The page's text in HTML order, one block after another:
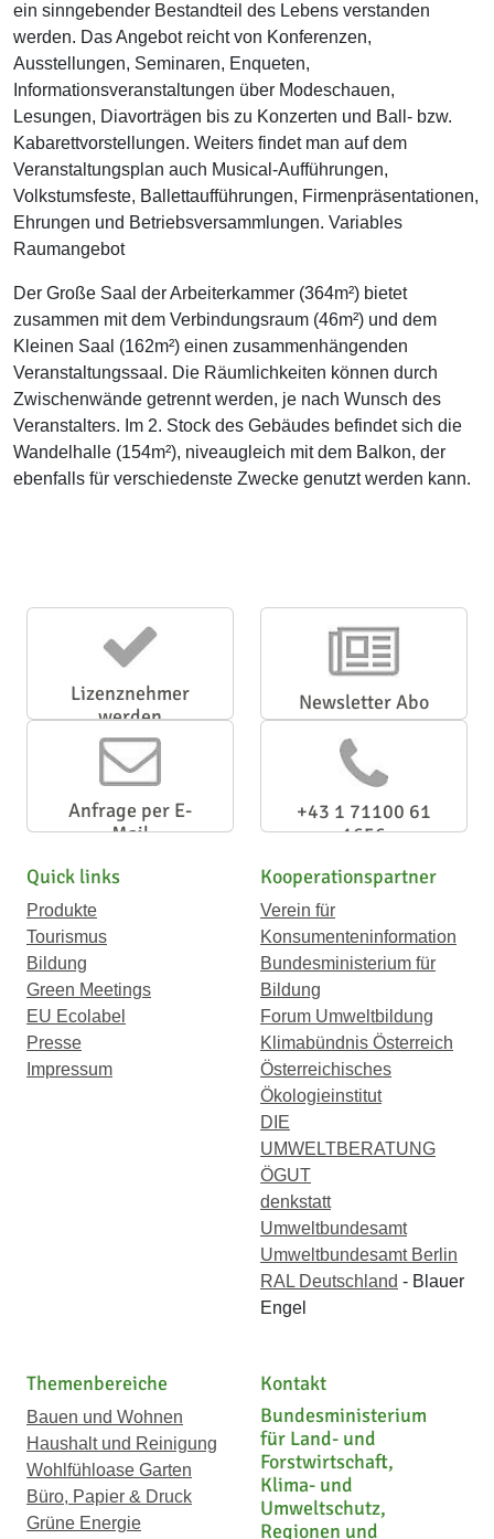
ein sinngebender Bestandteil des Lebens verstanden
werden. Das Angebot reicht von Konferenzen,
Ausstellungen, Seminaren, Enqueten,
Informationsveranstaltungen über Modeschauen,
Lesungen, Diavorträgen bis zu Konzerten und Ball- bzw.
Kabarettvorstellungen. Weiters findet man auf dem
Veranstaltungsplan auch Musical-Aufführungen,
Volkstumsfeste, Ballettaufführungen, Firmenpräsentationen,
Ehrungen und Betriebsversammlungen. Variables
Raumangebot
Der Große Saal der Arbeiterkammer (364m²) bietet
zusammen mit dem Verbindungsraum (46m²) und dem
Kleinen Saal (162m²) einen zusammenhängenden
Veranstaltungssaal. Die Räumlichkeiten können durch
Zwischenwände getrennt werden, je nach Wunsch des
Veranstalters. Im 2. Stock des Gebäudes befindet sich die
Wandelhalle (154m²), niveaugleich mit dem Balkon, der
ebenfalls für verschiedenste Zwecke genutzt werden kann.
Lizenznehmer
werden
Newsletter Abo
Anfrage per E-
Mail
+43 1 71100 61
1656
Quick links
Produkte
Tourismus
Bildung
Green Meetings
EU Ecolabel
Presse
Impressum
Kooperationspartner
Verein für
Konsumenteninformation
Bundesministerium für
Bildung
Forum Umweltbildung
Klimabündnis Österreich
Österreichisches
Ökologieinstitut
DIE
UMWELTBERATUNG
ÖGUT
denkstatt
Umweltbundesamt
Umweltbundesamt Berlin
RAL Deutschland - Blauer
Engel
Themenbereiche
Bauen und Wohnen
Haushalt und Reinigung
Wohlfühloase Garten
Büro, Papier & Druck
Grüne Energie
Kontakt
Bundesministerium
für Land- und
Forstwirtschaft,
Klima- und
Umweltschutz,
Regionen und